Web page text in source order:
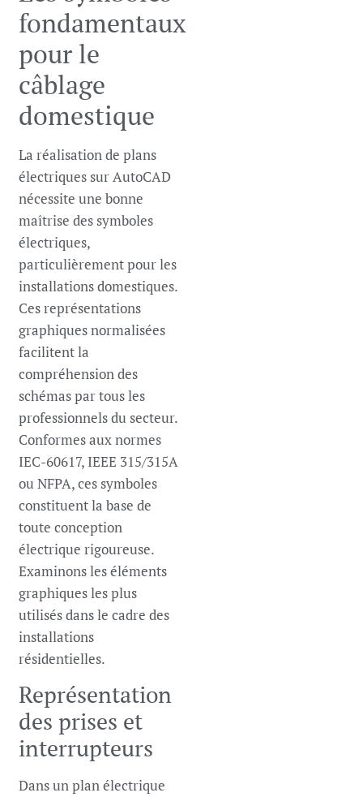
fondamentaux
pour le
câblage
domestique
La réalisation de plans
électriques sur AutoCAD
nécessite une bonne
maîtrise des symboles
électriques,
particulièrement pour les
installations domestiques.
Ces représentations
graphiques normalisées
facilitent la
compréhension des
schémas par tous les
professionnels du secteur.
Conformes aux normes
IEC-60617, IEEE 315/315A
ou NFPA, ces symboles
constituent la base de
toute conception
électrique rigoureuse.
Examinons les éléments
graphiques les plus
utilisés dans le cadre des
installations
résidentielles.
Représentation
des prises et
interrupteurs
Dans un plan électrique